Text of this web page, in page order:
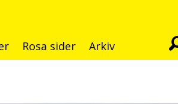
Rosa sider Arkiv